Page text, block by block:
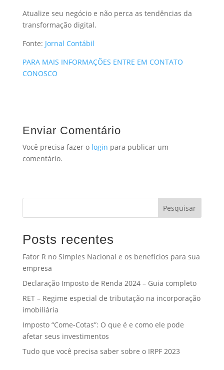
Atualize seu negócio e não perca as tendências da
transformação digital.
Fonte: Jornal Contábil
PARA MAIS INFORMAÇÕES ENTRE EM CONTATO
CONOSCO
Enviar Comentário
Você precisa fazer o login para publicar um
comentário.
Pesquisar
Posts recentes
Fator R no Simples Nacional e os benefícios para sua
empresa
Declaração Imposto de Renda 2024 – Guia completo
RET – Regime especial de tributação na incorporação
imobiliária
Imposto “Come-Cotas”: O que é e como ele pode
afetar seus investimentos
Tudo que você precisa saber sobre o IRPF 2023